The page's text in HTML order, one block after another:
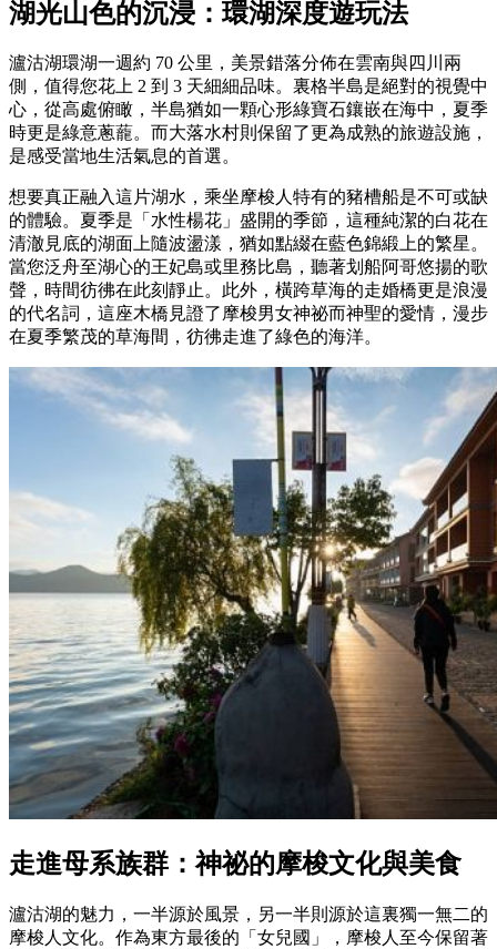
湖光山色的沉浸：環湖深度遊玩法
瀘沽湖環湖一週約 70 公里，美景錯落分佈在雲南與四川兩
側，值得您花上 2 到 3 天細細品味。裏格半島是絕對的視覺中
心，從高處俯瞰，半島猶如一顆心形綠寶石鑲嵌在海中，夏季
時更是綠意蔥蘢。而大落水村則保留了更為成熟的旅遊設施，
是感受當地生活氣息的首選。
想要真正融入這片湖水，乘坐摩梭人特有的豬槽船是不可或缺
的體驗。夏季是「水性楊花」盛開的季節，這種純潔的白花在
清澈見底的湖面上隨波盪漾，猶如點綴在藍色錦緞上的繁星。
當您泛舟至湖心的王妃島或里務比島，聽著划船阿哥悠揚的歌
聲，時間彷彿在此刻靜止。此外，橫跨草海的走婚橋更是浪漫
的代名詞，這座木橋見證了摩梭男女神祕而神聖的愛情，漫步
在夏季繁茂的草海間，彷彿走進了綠色的海洋。
走進母系族群：神祕的摩梭文化與美食
瀘沽湖的魅力，一半源於風景，另一半則源於這裏獨一無二的
摩梭人文化。作為東方最後的「女兒國」，摩梭人至今保留著